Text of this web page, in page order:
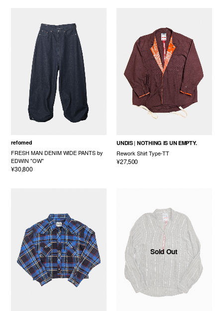
refomed
FRESH MAN DENIM WIDE PANTS by
EDWIN "OW"
¥30,800
UNDIS NOTHING IS UN EMPTY.
Rework Shirt Type-TT
¥27,500
Sold Out